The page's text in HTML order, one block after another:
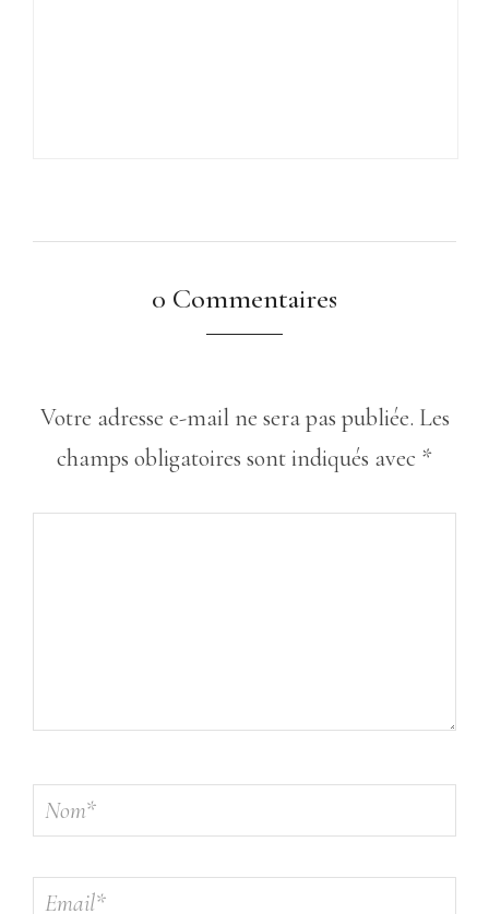
0 Commentaires
Votre adresse e-mail ne sera pas publiée. Les
champs obligatoires sont indiqués avec *